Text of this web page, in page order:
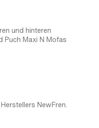
und hinteren
Puch Maxi N Mofas
NewFren.